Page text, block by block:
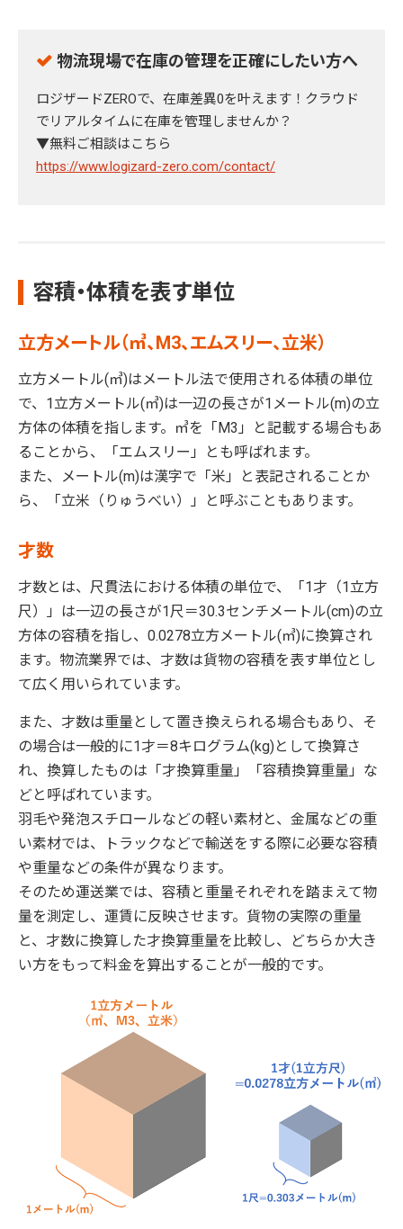
物流現場で在庫の管理を正確にしたい方へ
ロジザードZEROで、在庫差異0を叶えます！クラウド
でリアルタイムに在庫を管理しませんか？
▼無料ご相談はこちら
https://www.logizard-zero.com/contact/
容積・体積を表す単位
立方メートル（㎥、M3、エムスリー、立米）
立方メートル(㎥)はメートル法で使用される体積の単位
で、1立方メートル(㎥)は一辺の長さが1メートル(m)の立
方体の体積を指します。㎥を「M3」と記載する場合もあ
ることから、「エムスリー」とも呼ばれます。
また、メートル(m)は漢字で「米」と表記されることか
ら、「立米（りゅうべい）」と呼ぶこともあります。
才数
才数とは、尺貫法における体積の単位で、「1才（1立方
尺）」は一辺の長さが1尺＝30.3センチメートル(cm)の立
方体の容積を指し、0.0278立方メートル(㎥)に換算され
ます。物流業界では、才数は貨物の容積を表す単位とし
て広く用いられています。
また、才数は重量として置き換えられる場合もあり、そ
の場合は一般的に1才＝8キログラム(kg)として換算さ
れ、換算したものは「才換算重量」「容積換算重量」な
どと呼ばれています。
羽毛や発泡スチロールなどの軽い素材と、金属などの重
い素材では、トラックなどで輸送をする際に必要な容積
や重量などの条件が異なります。
そのため運送業では、容積と重量それぞれを踏まえて物
量を測定し、運賃に反映させます。貨物の実際の重量
と、才数に換算した才換算重量を比較し、どちらか大き
い方をもって料金を算出することが一般的です。